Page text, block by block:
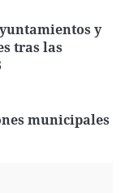
y
tras las
municipales